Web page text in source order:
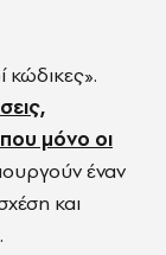
κώδικες».
μόνο οι
έναν
και